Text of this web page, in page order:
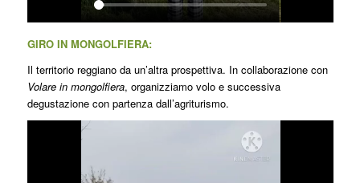
GIRO IN MONGOLFIERA:
Il territorio reggiano da un’altra prospettiva. In collaborazione con
Volare in mongolfiera, organizziamo volo e successiva
degustazione con partenza dall’agriturismo.